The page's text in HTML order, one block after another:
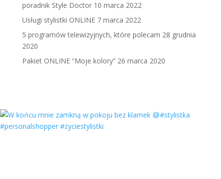
poradnik Style Doctor 10 marca 2022
Usługi stylistki ONLINE 7 marca 2022
5 programów telewizyjnych, które polecam 28 grudnia
2020
Pakiet ONLINE “Moje kolory” 26 marca 2020